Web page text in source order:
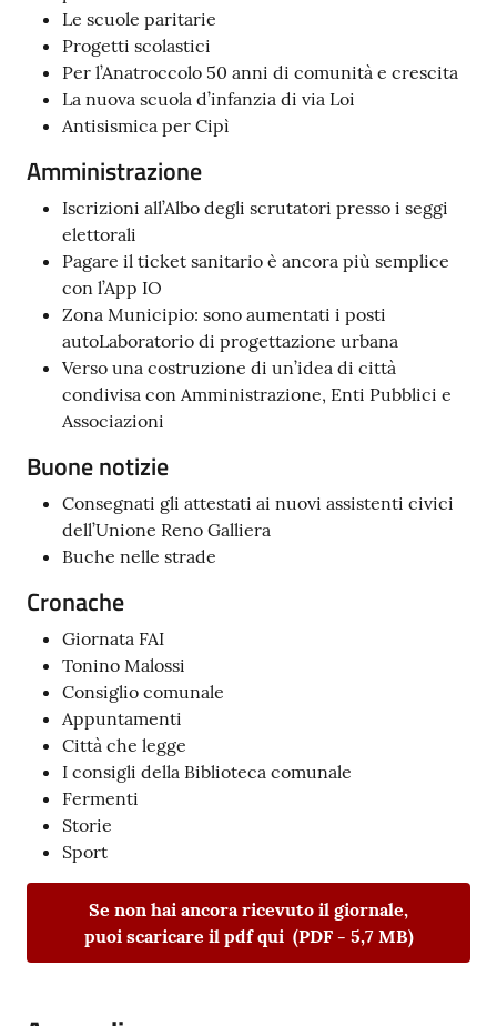
Le scuole paritarie
Progetti scolastici
Per l’Anatroccolo 50 anni di comunità e crescita
La nuova scuola d’infanzia di via Loi
Antisismica per Cipì
Amministrazione
Iscrizioni all’Albo degli scrutatori presso i seggi
elettorali
Pagare il ticket sanitario è ancora più semplice
con l’App IO
Zona Municipio: sono aumentati i posti
autoLaboratorio di progettazione urbana
Verso una costruzione di un’idea di città
condivisa con Amministrazione, Enti Pubblici e
Associazioni
Buone notizie
Consegnati gli attestati ai nuovi assistenti civici
dell’Unione Reno Galliera
Buche nelle strade
Cronache
Giornata FAI
Tonino Malossi
Consiglio comunale
Appuntamenti
Città che legge
I consigli della Biblioteca comunale
Fermenti
Storie
Sport
Se non hai ancora ricevuto il giornale,
puoi scaricare il pdfqui (PDF- 5,7 MB)